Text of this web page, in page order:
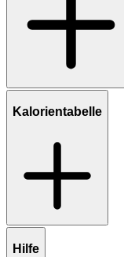
Kalorientabelle
Hilfe